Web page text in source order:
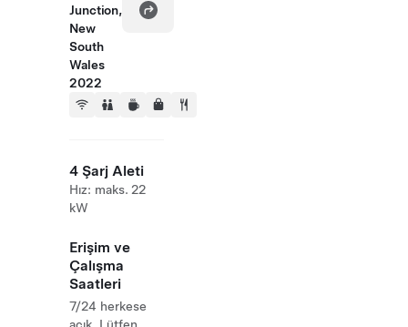
Junction,
New
South
Wales
2022
4 Şarj Aleti
Hız: maks. 22
kW
Erişim ve
Çalışma
Saatleri
7/24 herkese